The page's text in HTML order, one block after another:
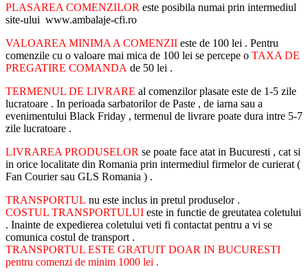
PLASAREA COMENZILOR este posibila numai prin intermediul
site-ului www.ambalaje-cfi.ro
VALOAREA MINIMA A COMENZII este de 100 lei . Pentru
comenzile cu o valoare mai mica de 100 lei se percepe o TAXA DE
PREGATIRE COMANDA de 50 lei .
TERMENUL DE LIVRARE al comenzilor plasate este de 1-5 zile
lucratoare . In perioada sarbatorilor de Paste , de iarna sau a
evenimentului Black Friday , termenul de livrare poate dura intre 5-7
zile lucratoare .
LIVRAREA PRODUSELOR se poate face atat in Bucuresti , cat si
in orice localitate din Romania prin intermediul firmelor de curierat (
Fan Courier sau GLS Romania ) .
TRANSPORTUL nu este inclus in pretul produselor .
COSTUL TRANSPORTULUI este in functie de greutatea coletului
. Inainte de expedierea coletului veti fi contactat pentru a vi se
comunica costul de transport .
TRANSPORTUL ESTE GRATUIT DOAR IN BUCURESTI
pentru comenzi de minim 1000 lei .